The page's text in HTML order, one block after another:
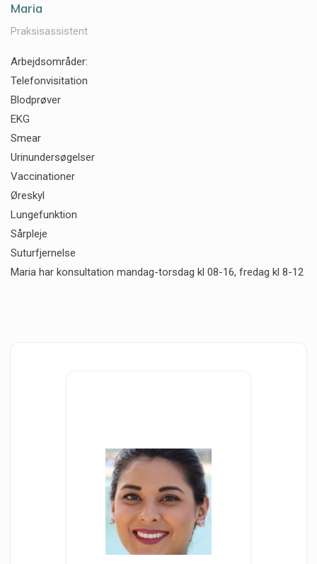
Maria
Praksisassistent
Arbejdsområder:
Telefonvisitation
Blodprøver
EKG
Smear
Urinundersøgelser
Vaccinationer
Øreskyl
Lungefunktion
Sårpleje
Suturfjernelse
Maria har konsultation mandag-torsdag kl 08-16, fredag kl 8-12